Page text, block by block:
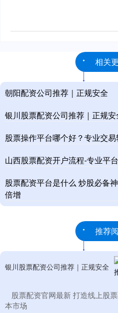
相关
朝阳配资公司推荐｜正规安全
银川股票配资公司推荐｜正规安
股票操作平台哪个好？专业交
山西股票配资开户流程-专业平
股票配资平台是什么 炒股必备
倍增
推荐
银川股票配资公司推荐｜正规安全
股票配资官网最新 打造线上股
本市场